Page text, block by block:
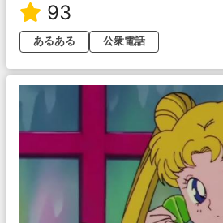
93
あるある
公衆電話